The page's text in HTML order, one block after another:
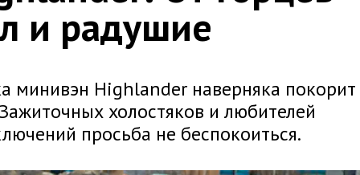
и радушие
минивэн Highlander наверняка покорит
холостяков и любителей
просьба не беспокоиться.